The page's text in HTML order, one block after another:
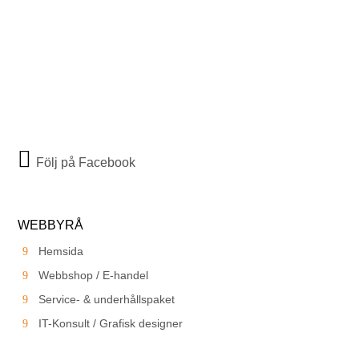
Följ på Facebook
WEBBYRÅ
Hemsida
Webbshop / E-handel
Service- & underhållspaket
IT-Konsult / Grafisk designer